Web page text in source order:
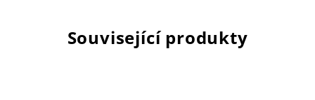
Související produkty